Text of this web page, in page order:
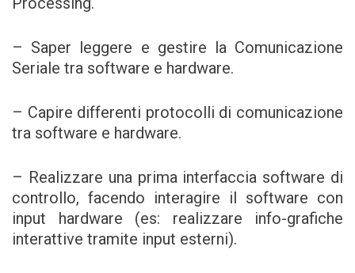
– Saper leggere e gestire la Comunicazione
Seriale tra software e hardware.
– Capire differenti protocolli di comunicazione
tra software e hardware.
– Realizzare una prima interfaccia software di
controllo, facendo interagire il software con
input hardware (es: realizzare info-grafiche
interattive tramite input esterni).